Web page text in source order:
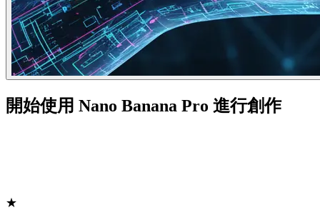
開始使用 Nano Banana Pro 進行創作
★